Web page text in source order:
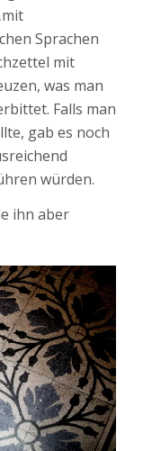
Sprachen
mit
was man
Falls man
gab es noch
würden.
ihn aber